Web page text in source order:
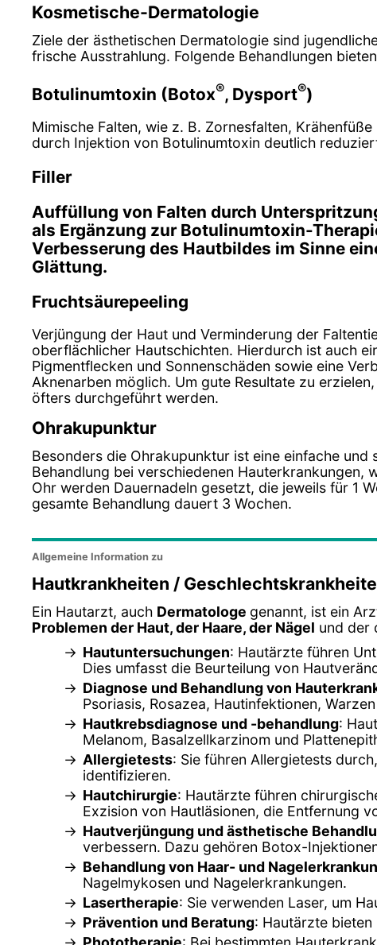
Kosmetische-Dermatologie
Ziele der ästhetischen Dermatologie sind
frische Ausstrahlung. Folgende Behandlungen
Botulinumtoxin (Botox®, Dysport®)
Mimische Falten, wie z. B. Zornesfalten,
durch Injektion von Botulinumtoxin deutlich
Filler
Auffüllung von Falten durch
als Ergänzung zur Botulinumtoxin-
Verbesserung des Hautbildes im Sinne
Glättung.
Fruchtsäurepeeling
Verjüngung der Haut und Verminderung der
oberflächlicher Hautschichten. Hierdurch ist auch
Pigmentflecken und Sonnenschäden sowie eine
Aknenarben möglich. Um gute Resultate zu
öfters durchgeführt werden.
Ohrakupunktur
Besonders die Ohrakupunktur ist eine einfache und
Behandlung bei verschiedenen Hauterkrankungen,
Ohr werden Dauernadeln gesetzt, die jeweils für 1
gesamte Behandlung dauert 3 Wochen.
Allgemeine Information zu
Hautkrankheiten /
Ein Hautarzt, auch Dermatologe genannt, ist ein
Problemen der Haut, der Haare, der Nägel und der
Hautuntersuchungen: Hautärzte führen
Dies umfasst die Beurteilung von
Diagnose und Behandlung von
Psoriasis, Rosazea, Hautinfektionen,
Hautkrebsdiagnose und -behandlung:
Melanom, Basalzellkarzinom und
Allergietests: Sie führen Allergietests
identifizieren.
Hautchirurgie: Hautärzte führen
Exzision von Hautläsionen, die Entfernung
Hautverjüngung und ästhetische
verbessern. Dazu gehören Botox-
Behandlung von Haar- und
Nagelmykosen und Nagelerkrankungen.
Lasertherapie: Sie verwenden Laser, um
Prävention und Beratung: Hautärzte